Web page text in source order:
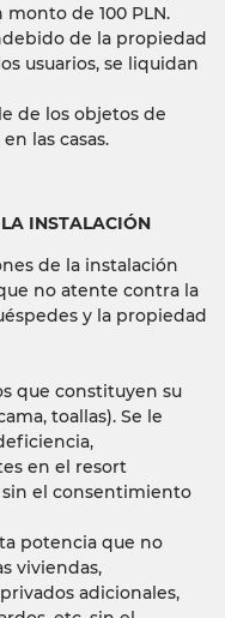
de 100 PLN.
de la propiedad
usuarios, se liquidan
de los objetos de
las casas.
INSTALACIÓN
de la instalación
no atente contra la
y la propiedad
que constituyen su
toallas). Se le
en el resort
el consentimiento
potencia que no
viviendas,
adicionales,